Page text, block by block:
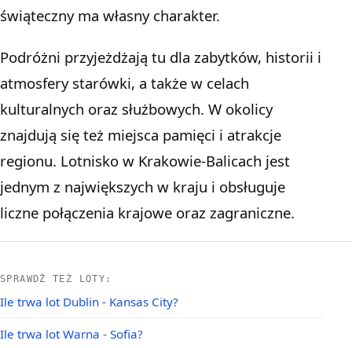
świąteczny ma własny charakter.
Podróżni przyjeżdżają tu dla zabytków, historii i
atmosfery starówki, a także w celach
kulturalnych oraz służbowych. W okolicy
znajdują się też miejsca pamięci i atrakcje
regionu. Lotnisko w Krakowie-Balicach jest
jednym z największych w kraju i obsługuje
liczne połączenia krajowe oraz zagraniczne.
SPRAWDŹ TEŻ LOTY:
Ile trwa lot Dublin - Kansas City?
Ile trwa lot Warna - Sofia?